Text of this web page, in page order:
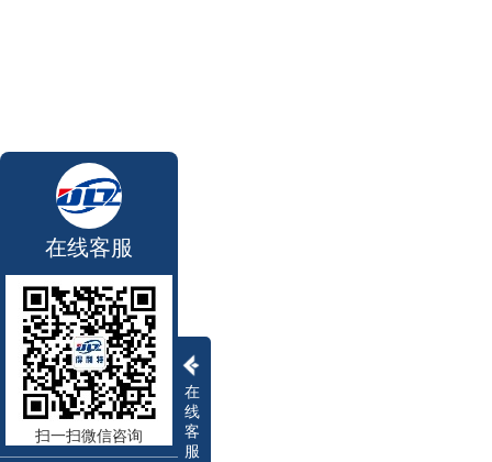
在
线
客
服
在线客服
扫一扫微信咨询